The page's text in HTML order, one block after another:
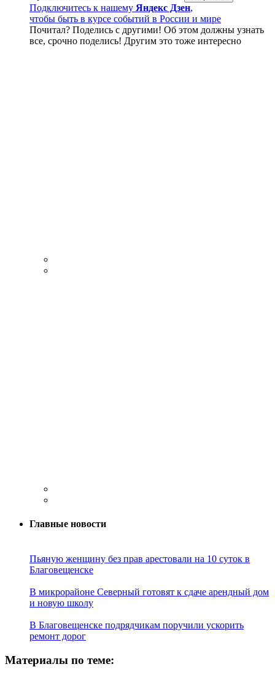
Подключитесь к нашему Яндекс Дзен,
чтобы быть в курсе событий в России и мире
Почитал? Поделись с другими! Об этом должны узнать
все, срочно поделись! Другим это тоже интересно
Главные новости
Пьяную женщину без прав арестовали на 10 суток в
Благовещенске
В микрорайоне Северный готовят к сдаче арендный дом
и новую школу
В Благовещенске подрядчикам поручили ускорить
ремонт дорог
Материалы по теме: